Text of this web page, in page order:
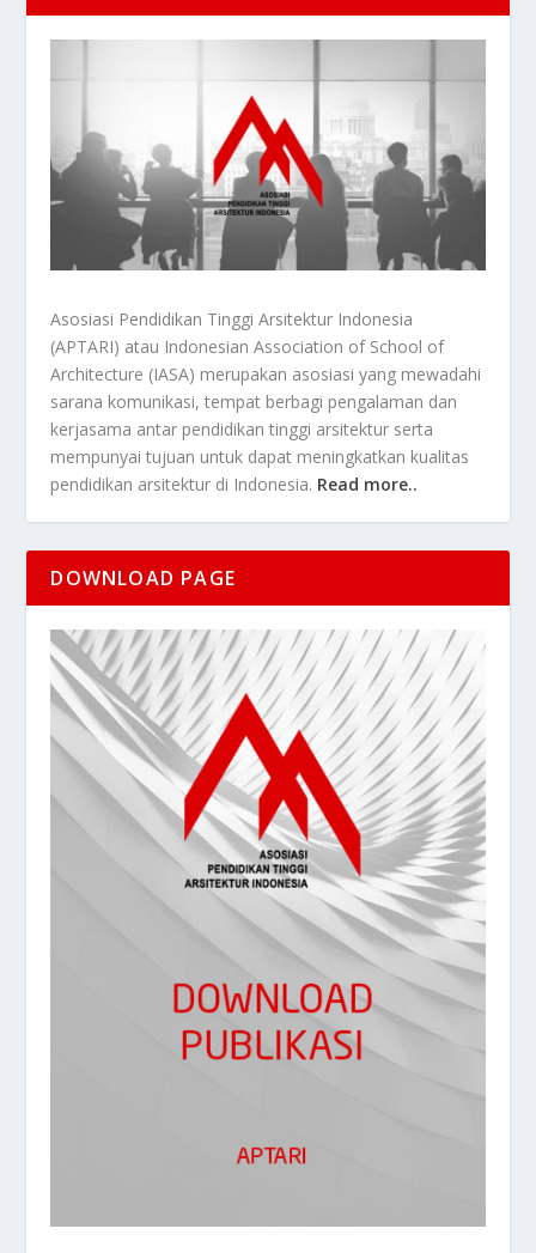
Asosiasi Pendidikan Tinggi Arsitektur Indonesia
(APTARI) atau Indonesian Association of School of
Architecture (IASA) merupakan asosiasi yang mewadahi
sarana komunikasi, tempat berbagi pengalaman dan
kerjasama antar pendidikan tinggi arsitektur serta
mempunyai tujuan untuk dapat meningkatkan kualitas
pendidikan arsitektur di Indonesia. Read more..
DOWNLOAD PAGE